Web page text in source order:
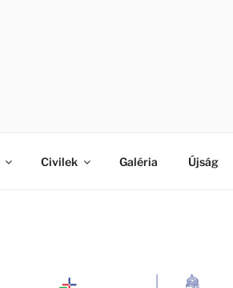
Civilek Galéria Újság